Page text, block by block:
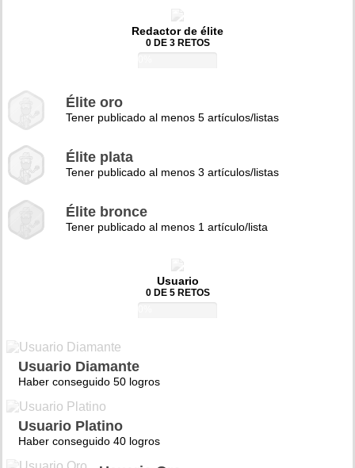
Redactor de élite
0 DE 3 RETOS
Élite oro
Tener publicado al menos 5 artículos/listas
Élite plata
Tener publicado al menos 3 artículos/listas
Élite bronce
Tener publicado al menos 1 artículo/lista
Usuario
0 DE 5 RETOS
Usuario Diamante
Haber conseguido 50 logros
Usuario Platino
Haber conseguido 40 logros